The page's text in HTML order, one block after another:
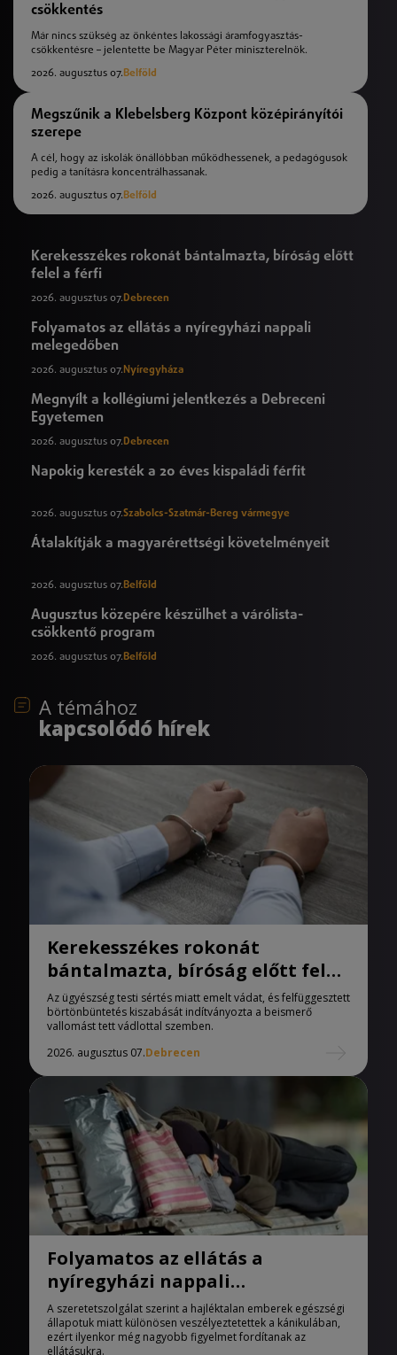
csökkentés
Már nincs szükség az önkéntes lakossági áramfogyasztás-
csökkentésre – jelentette be Magyar Péter miniszterelnök.
2026. augusztus 07.Belföld
Megszűnik a Klebelsberg Központ középirányítói
szerepe
A cél, hogy az iskolák önállóbban működhessenek, a pedagógusok
pedig a tanításra koncentrálhassanak.
2026. augusztus 07.Belföld
Kerekesszékes rokonát bántalmazta, bíróság előtt
felel a férfi
2026. augusztus 07.Debrecen
Folyamatos az ellátás a nyíregyházi nappali
melegedőben
2026. augusztus 07. Nyíregyháza
Megnyílt a kollégiumi jelentkezés a Debreceni
Egyetemen
2026. augusztus 07.Debrecen
Napokig keresték a 20 éves kispaládi férfit
2026. augusztus 07.Szabolcs-Szatmár-Bereg vármegye
Átalakítják a magyarérettségi követelményeit
2026. augusztus 07.Belföld
Augusztus közepére készülhet a várólista-
csökkentő program
2026. augusztus 07.Belföld
A témához
kapcsolódó hírek
Kerekesszékes rokonát
bántalmazta, bíróság előtt felel
a férfi
Az ügyészség testi sértés miatt emelt vádat, és felfüggesztett
börtönbüntetés kiszabását indítványozta a beismerő
vallomást tett vádlottal szemben.
2026. augusztus 07.Debrecen
Folyamatos az ellátás a
nyíregyházi nappali
melegedőben
A szeretetszolgálat szerint a hajléktalan emberek egészségi
állapotuk miatt különösen veszélyeztetettek a kánikulában,
ezért ilyenkor még nagyobb figyelmet fordítanak az
ellátásukra.